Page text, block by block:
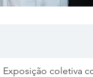
Exposição coletiva